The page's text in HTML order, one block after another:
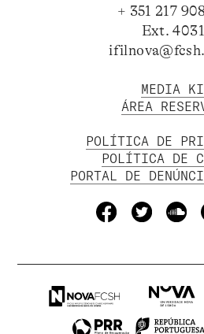
+ 351 217
Ext.
MEDIA
ÁREA
POLÍTICA DE
POLÍTICA DE
PORTAL DE